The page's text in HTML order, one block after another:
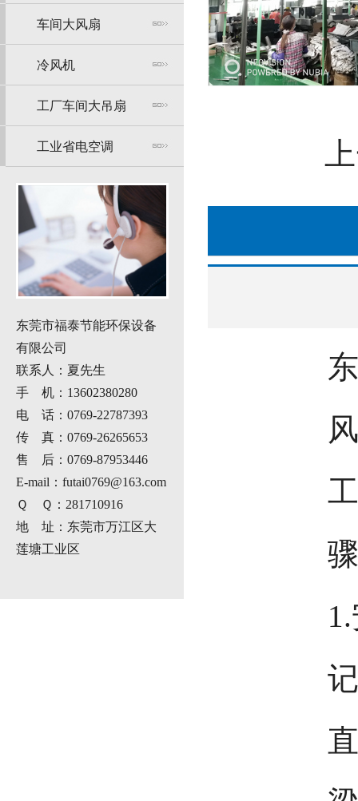
车间大风扇
冷风机
工厂车间大吊扇
工业省电空调
东莞市福泰节能环保设备
有限公司
联系人：夏先生
手 机：13602380280
电 话：0769-22787393
传 真：0769-26265653
售 后：0769-87953446
E-mail：futai0769@163.com
Ｑ Ｑ：281710916
地 址：东莞市万江区大
莲塘工业区